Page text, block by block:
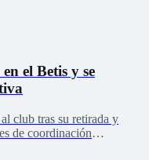
el Betis y se
club tras su retirada y
de coordinación